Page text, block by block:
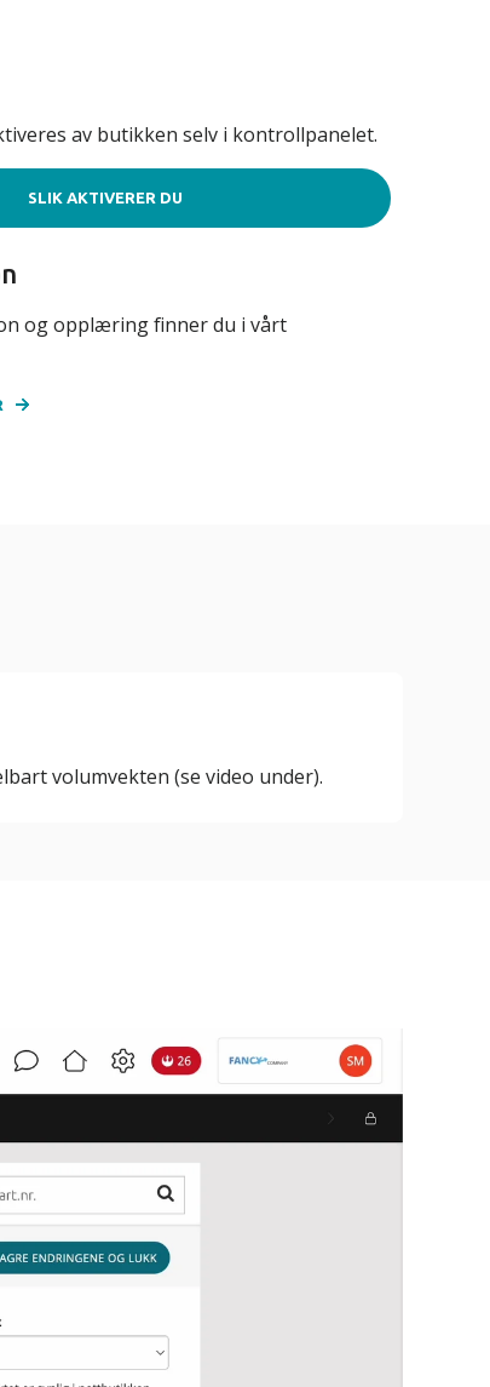
av butikken selv i kontrollpanelet.
SLIK AKTIVERER DU
og opplæring finner du i vårt
volumvekten (se video under).